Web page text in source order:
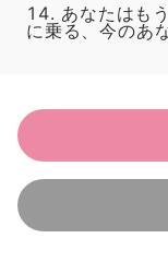
あなたはも
に乗る、今のあ